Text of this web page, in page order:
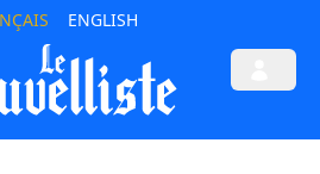
ENGLISH